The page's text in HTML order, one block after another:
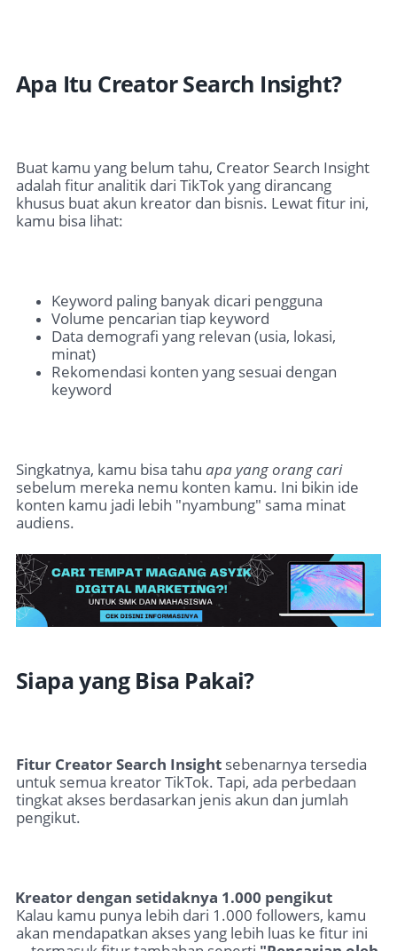
Apa Itu Creator Search Insight?
Buat kamu yang belum tahu, Creator Search Insight
adalah fitur analitik dari TikTok yang dirancang
khusus buat akun kreator dan bisnis. Lewat fitur ini,
kamu bisa lihat:
Keyword paling banyak dicari pengguna
Volume pencarian tiap keyword
Data demografi yang relevan (usia, lokasi,
minat)
Rekomendasi konten yang sesuai dengan
keyword
Singkatnya, kamu bisa tahu apa yang orang cari
sebelum mereka nemu konten kamu. Ini bikin ide
konten kamu jadi lebih "nyambung" sama minat
audiens.
Siapa yang Bisa Pakai?
Fitur Creator Search Insight sebenarnya tersedia
untuk semua kreator TikTok. Tapi, ada perbedaan
tingkat akses berdasarkan jenis akun dan jumlah
pengikut.
Kreator dengan setidaknya 1.000 pengikut
Kalau kamu punya lebih dari 1.000 followers, kamu
akan mendapatkan akses yang lebih luas ke fitur ini